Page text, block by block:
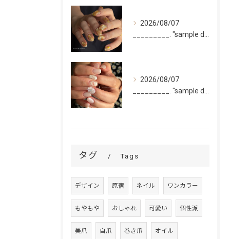
2026/08/07
2026/08/07
タグ Tags
デザイン 原宿 ネイル ワンカラー
もやもや おしゃれ 可愛い 個性派
美爪 自爪 巻き爪 オイル